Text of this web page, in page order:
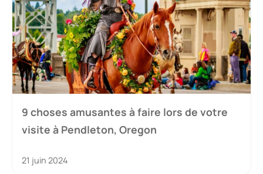
9 choses amusantes à faire lors de votre
visite à Pendleton, Oregon
21 juin 2024